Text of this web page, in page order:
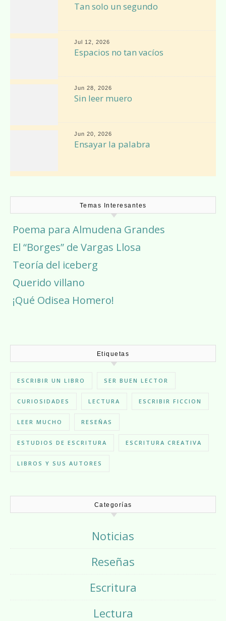
Tan solo un segundo
Jul 12, 2026
Espacios no tan vacíos
Jun 28, 2026
Sin leer muero
Jun 20, 2026
Ensayar la palabra
Temas Interesantes
Poema para Almudena Grandes
El “Borges” de Vargas Llosa
Teoría del iceberg
Querido villano
¡Qué Odisea Homero!
Etiquetas
ESCRIBIR UN LIBRO SER BUEN LECTOR
CURIOSIDADES LECTURA ESCRIBIR FICCION
LEER MUCHO RESEÑAS
ESTUDIOS DE ESCRITURA ESCRITURA CREATIVA
LIBROS Y SUS AUTORES
Categorías
Noticias
Reseñas
Escritura
Lectura